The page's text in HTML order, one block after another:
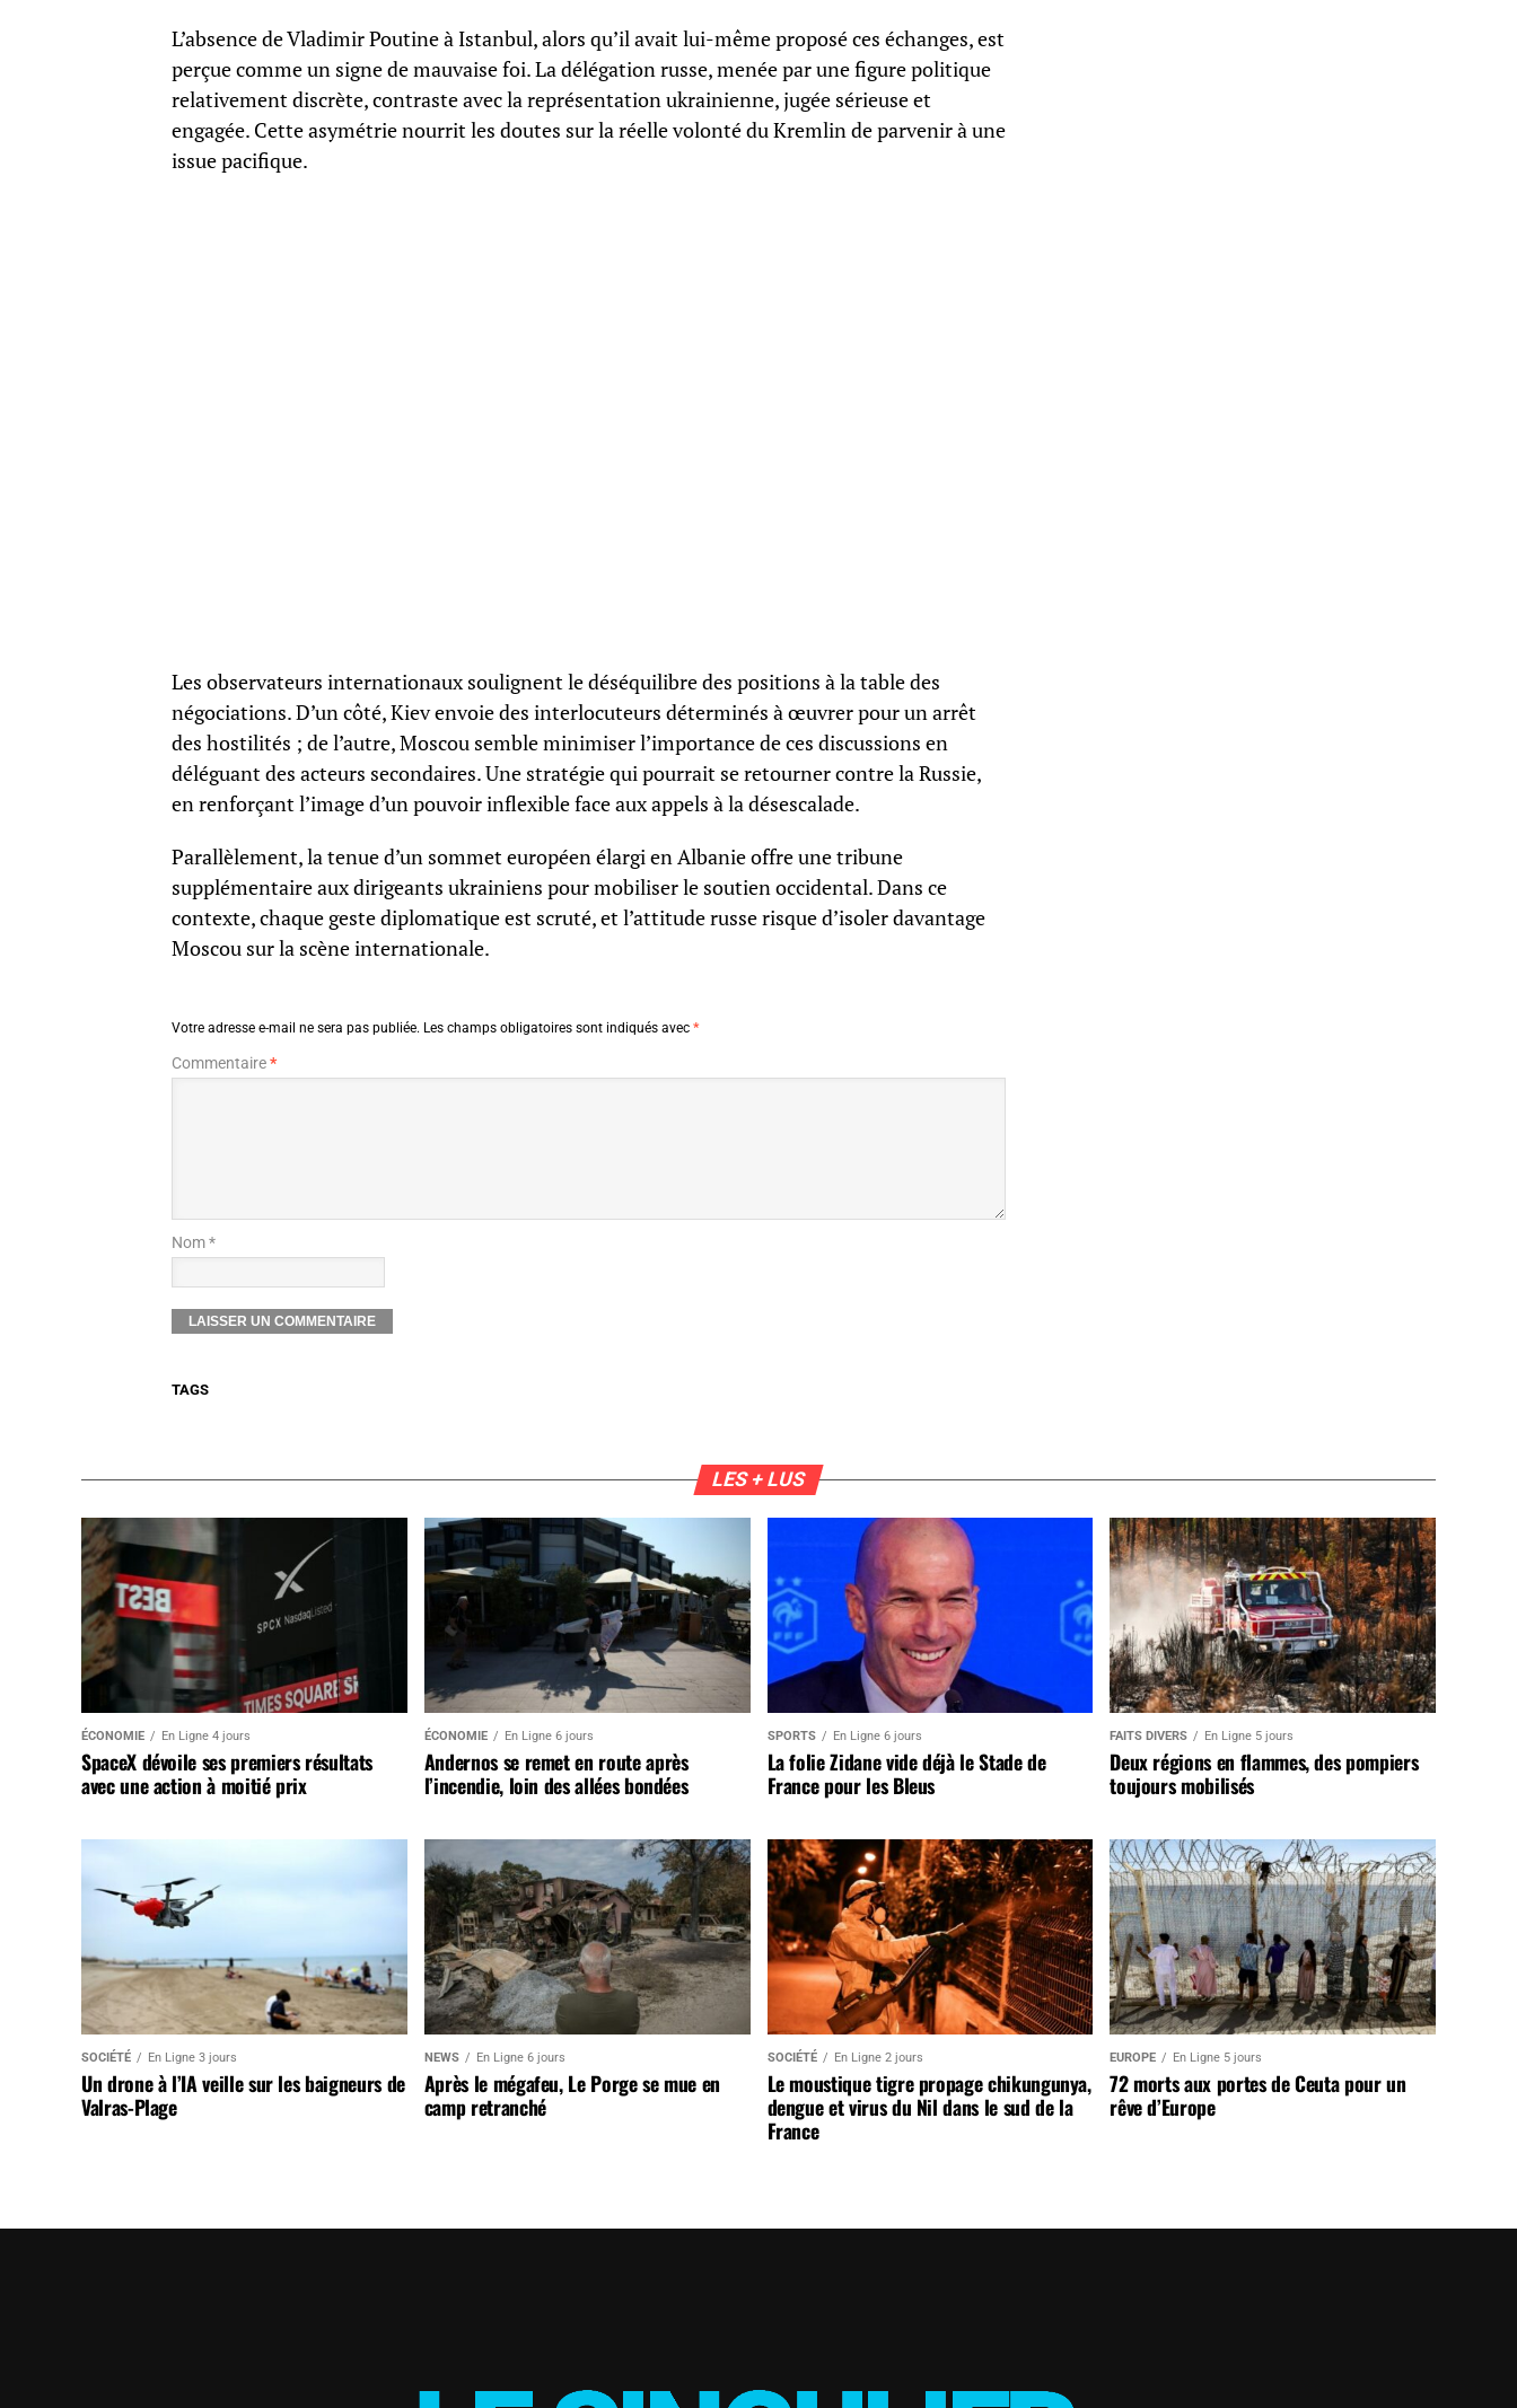
L’absence de Vladimir Poutine à Istanbul, alors qu’il avait lui-même proposé ces échanges, est
perçue comme un signe de mauvaise foi. La délégation russe, menée par une figure politique
relativement discrète, contraste avec la représentation ukrainienne, jugée sérieuse et
engagée. Cette asymétrie nourrit les doutes sur la réelle volonté du Kremlin de parvenir à une
issue pacifique.
Les observateurs internationaux soulignent le déséquilibre des positions à la table des
négociations. D’un côté, Kiev envoie des interlocuteurs déterminés à œuvrer pour un arrêt
des hostilités ; de l’autre, Moscou semble minimiser l’importance de ces discussions en
déléguant des acteurs secondaires. Une stratégie qui pourrait se retourner contre la Russie,
en renforçant l’image d’un pouvoir inflexible face aux appels à la désescalade.
Parallèlement, la tenue d’un sommet européen élargi en Albanie offre une tribune
supplémentaire aux dirigeants ukrainiens pour mobiliser le soutien occidental. Dans ce
contexte, chaque geste diplomatique est scruté, et l’attitude russe risque d’isoler davantage
Moscou sur la scène internationale.
Votre adresse e-mail ne sera pas publiée. Les champs obligatoires sont indiqués avec *
Commentaire*
Nom *
TAGS
LES + LUS
ÉCONOMIE En Ligne 4 jours
SpaceX dévoile ses premiers résultats
avec une action à moitié prix
ÉCONOMIE En Ligne 6 jours
Andernos se remet en route après
l’incendie, loin des allées bondées
SPORTS En Ligne 6 jours
La folie Zidane vide déjà le Stade de
France pour les Bleus
FAITS DIVERS En Ligne 5 jours
Deux régions en flammes, des pompiers
toujours mobilisés
SOCIÉTÉ En Ligne 3 jours
Un drone à l’IA veille sur les baigneurs de
Valras-Plage
NEWS En Ligne 6 jours
Après le mégafeu, Le Porge se mue en
camp retranché
SOCIÉTÉ En Ligne 2 jours
Le moustique tigre propage chikungunya,
dengue et virus du Nil dans le sud de la
France
EUROPE En Ligne 5 jours
72 morts aux portes de Ceuta pour un
rêve d’Europe